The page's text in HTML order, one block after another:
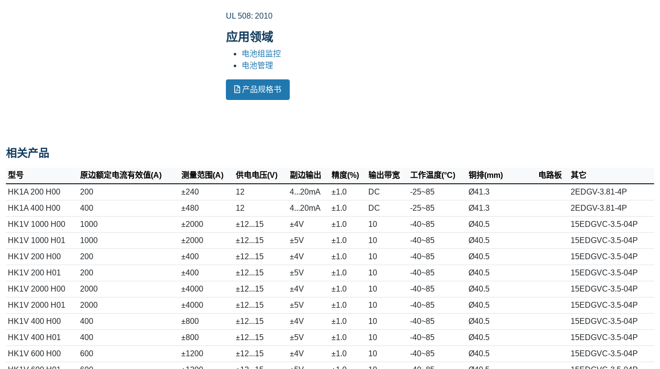
UL 508: 2010
应用领域
电池组监控
电池管理
产品规格书
相关产品
型号 原边额定电流有效值(A) 测量范围(A) 供电电压(V) 副边输出 精度(%) 输出带宽 工作温度(°C) 铜排(mm) 电路板
其它
HK1A 200 H00
200 ±240 12 4...20mA ±1.0 DC -25~85 Ø41.3
2EDGV-3.81-4P
HK1A 400 H00
400 ±480 12 4...20mA ±1.0 DC -25~85 Ø41.3
2EDGV-3.81-4P
HK1V 1000 H00
1000 ±2000 ±12...15 ±4V ±1.0 10 -40~85 Ø40.5
15EDGVC-3.5-04P
HK1V 1000 H01
1000 ±2000 ±12...15 ±5V ±1.0 10 -40~85 Ø40.5
15EDGVC-3.5-04P
HK1V 200 H00
200 ±400 ±12...15 ±4V ±1.0 10 -40~85 Ø40.5
15EDGVC-3.5-04P
HK1V 200 H01
200 ±400 ±12...15 ±5V ±1.0 10 -40~85 Ø40.5
15EDGVC-3.5-04P
HK1V 2000 H00
2000 ±4000 ±12...15 ±4V ±1.0 10 -40~85 Ø40.5
15EDGVC-3.5-04P
HK1V 2000 H01
2000 ±4000 ±12...15 ±5V ±1.0 10 -40~85 Ø40.5
15EDGVC-3.5-04P
HK1V 400 H00
400 ±800 ±12...15 ±4V ±1.0 10 -40~85 Ø40.5
15EDGVC-3.5-04P
HK1V 400 H01
400 ±800 ±12...15 ±5V ±1.0 10 -40~85 Ø40.5
15EDGVC-3.5-04P
HK1V 600 H00
600 ±1200 ±12...15 ±4V ±1.0 10 -40~85 Ø40.5
15EDGVC-3.5-04P